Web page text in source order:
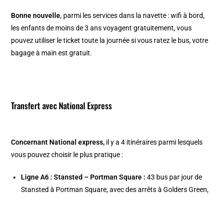
Bonne nouvelle, parmi les services dans la navette : wifi à bord,
les enfants de moins de 3 ans voyagent gratuitement, vous
pouvez utiliser le ticket toute la journée si vous ratez le bus, votre
bagage à main est gratuit.
Transfert avec National Express
Concernant National express, il y a 4 itinéraires parmi lesquels
vous pouvez choisir le plus pratique :
Ligne A6 : Stansted – Portman Square :43 bus par jour de
Stansted à Portman Square, avec des arrêts à Golders Green,